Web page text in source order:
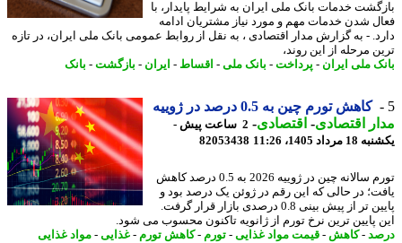
خدمات بانک ملی ایران به شرایط پایدار، با
شدن خدمات مهم و مورد نیاز مشتریان ادامه
- به گزارش مدار اقتصادی ، به نقل از روابط عمومی بانک ملی ایران، در تازه
مرحله از این روند،
ملی ایران - پرداخت -بانک ملی -اقساط-ایران - بازگشت-بانک
کاهش تورم چین به 0.5 درصد در ژوییه
اقتصادی-اقتصادی- 2 ساعت پیش -
1405، 11:26
82053438
تورم سالانه چین در ژوییه 2026 به 0.5 درصد کاهش
در حالی که این رقم در ژوئن یک درصد بود و
پایین تر از پیش بینی 0.8 درصدی بازار قرار گرفت.
پایین ترین نرخ تورم از ژانویه تاکنون محسوب می شود.
-کاهش-قیمت مواد غذایی- تورم-کاهش تورم-غذایی- مواد غذایی